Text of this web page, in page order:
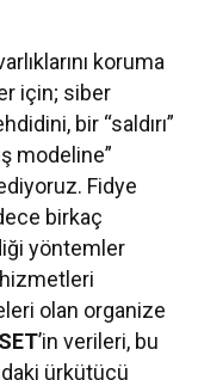
koruma
için; siber
bir “saldırı”
modeline”
Fidye
birkaç
yöntemler
olan organize
’in verileri, bu
ürkütücü